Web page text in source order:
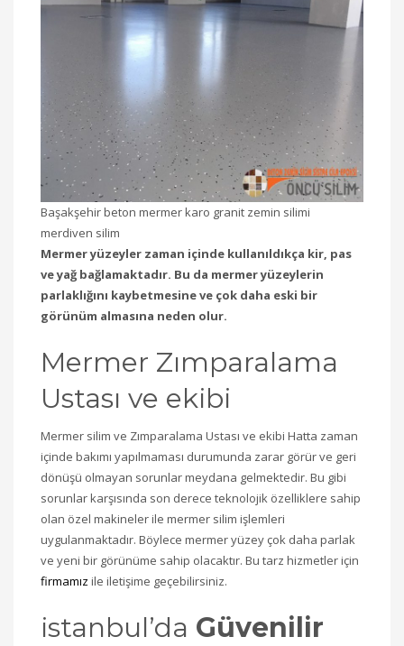
Başakşehir beton mermer karo granit zemin silimi
merdiven silim
Mermer yüzeyler zaman içinde kullanıldıkça kir, pas
ve yağ bağlamaktadır. Bu da mermer yüzeylerin
parlaklığını kaybetmesine ve çok daha eski bir
görünüm almasına neden olur.
Mermer Zımparalama
Ustası ve ekibi
Mermer silim ve Zımparalama Ustası ve ekibi Hatta zaman
içinde bakımı yapılmaması durumunda zarar görür ve geri
dönüşü olmayan sorunlar meydana gelmektedir. Bu gibi
sorunlar karşısında son derece teknolojik özelliklere sahip
olan özel makineler ile mermer silim işlemleri
uygulanmaktadır. Böylece mermer yüzey çok daha parlak
ve yeni bir görünüme sahip olacaktır. Bu tarz hizmetler için
firmamız ile iletişime geçebilirsiniz.
istanbul’da Güvenilir